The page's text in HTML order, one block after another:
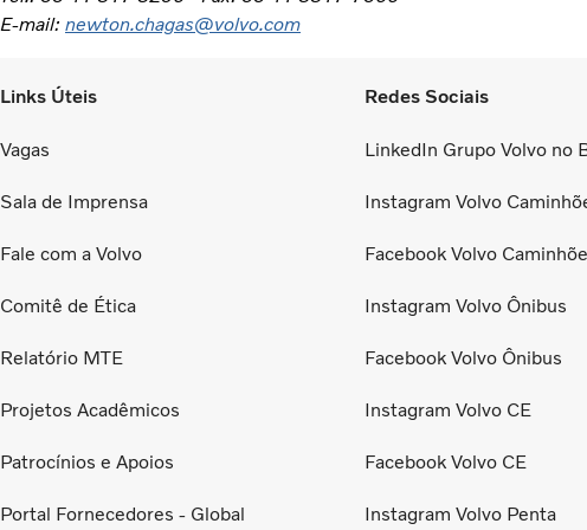
E-mail: newton.chagas@volvo.com
Links Úteis
Vagas
Sala de Imprensa
Fale com a Volvo
Comitê de Ética
Relatório MTE
Projetos Acadêmicos
Patrocínios e Apoios
Portal Fornecedores - Global
Redes Sociais
LinkedIn Grupo Volvo no
Instagram Volvo
Facebook Volvo
Instagram Volvo Ônibus
Facebook Volvo Ônibus
Instagram Volvo CE
Facebook Volvo CE
Instagram Volvo Penta